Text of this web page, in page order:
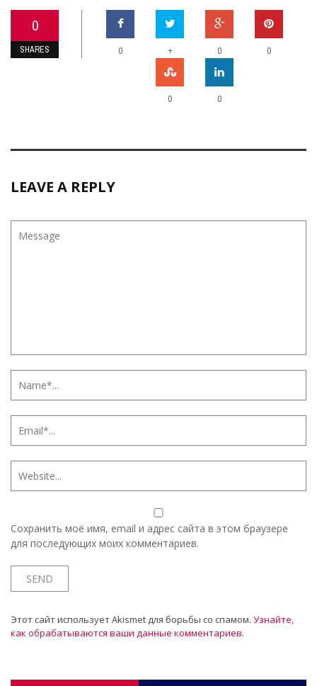
0
SHARES 0 + 0 0
0 0
LEAVE A REPLY
Сохранить моё имя, email и адрес сайта в этом браузере
для последующих моих комментариев.
Этот сайт использует Akismet для борьбы со спамом. Узнайте,
как обрабатываются ваши данные комментариев.